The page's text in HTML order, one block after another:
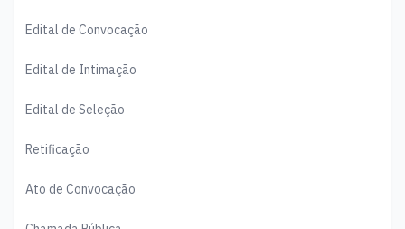
Edital de Convocação
Edital de Intimação
Edital de Seleção
Retificação
Ato de Convocação